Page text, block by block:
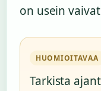
on usein
HUOMIOITAVAA
Tarkista